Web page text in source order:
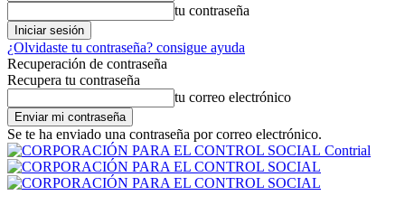
tu contraseña
¿Olvidaste tu contraseña? consigue ayuda
Recuperación de contraseña
Recupera tu contraseña
tu correo electrónico
Se te ha enviado una contraseña por correo electrónico.
Contrial